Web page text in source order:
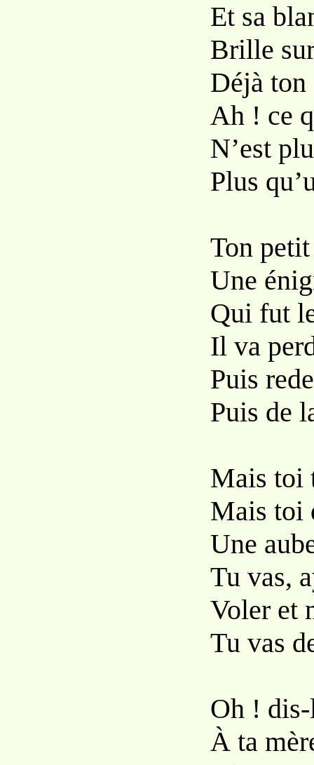
Et sa
Brille
Déjà ton
Ah ! ce
N’est
Plus
Ton
Une
Qui fut
Il va
Puis
Puis de
Mais toi
Mais toi
Une
Tu vas,
Voler et
Tu vas
Oh !
À ta